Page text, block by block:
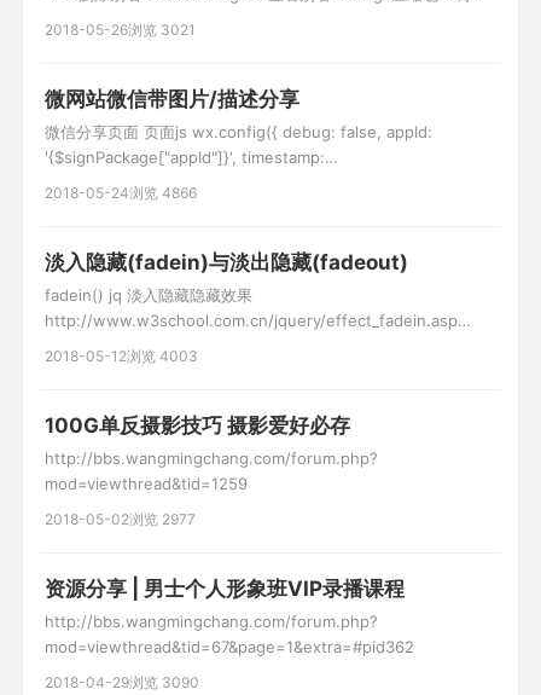
gz压缩包 tar czf file.tar.gz file1 file2 2.gz压缩包解压 tar xzf
2018-05-26浏览 3021
微网站微信带图片/描述分享
微信分享页面 页面js wx.config({ debug: false, appId:
'{$signPackage["appId"]}', timestamp:
'{$signPackage["timestamp"]}', nonceStr:
2018-05-24浏览 4866
淡入隐藏(fadein)与淡出隐藏(fadeout)
fadein() jq 淡入隐藏隐藏效果
http://www.w3school.com.cn/jquery/effect_fadein.asp
fadeout() jq 淡出隐藏隐藏效果
2018-05-12浏览 4003
100G单反摄影技巧 摄影爱好必存
http://bbs.wangmingchang.com/forum.php?
mod=viewthread&tid=1259
2018-05-02浏览 2977
资源分享 | 男士个人形象班VIP录播课程
http://bbs.wangmingchang.com/forum.php?
mod=viewthread&tid=67&page=1&extra=#pid362
2018-04-29浏览 3090